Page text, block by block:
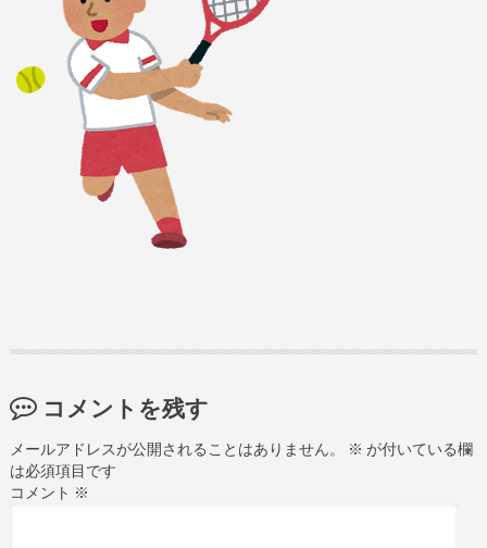
コメントを残す
メールアドレスが公開されることはありません。 ※ が付いている欄
は必須項目です
コメント ※